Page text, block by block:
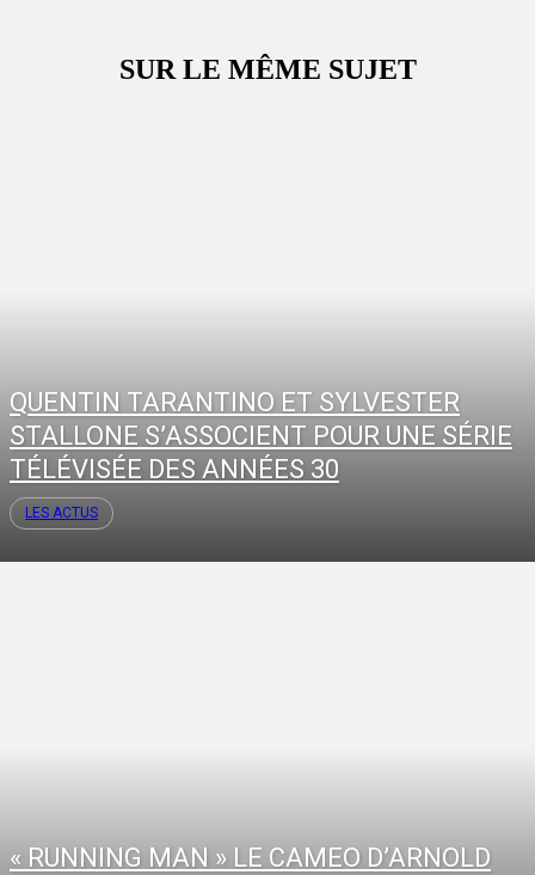
SUR LE MÊME SUJET
QUENTIN TARANTINO ET SYLVESTER
STALLONE S’ASSOCIENT POUR UNE SÉRIE
TÉLÉVISÉE DES ANNÉES 30
LES ACTUS
« RUNNING MAN » LE CAMEO D’ARNOLD